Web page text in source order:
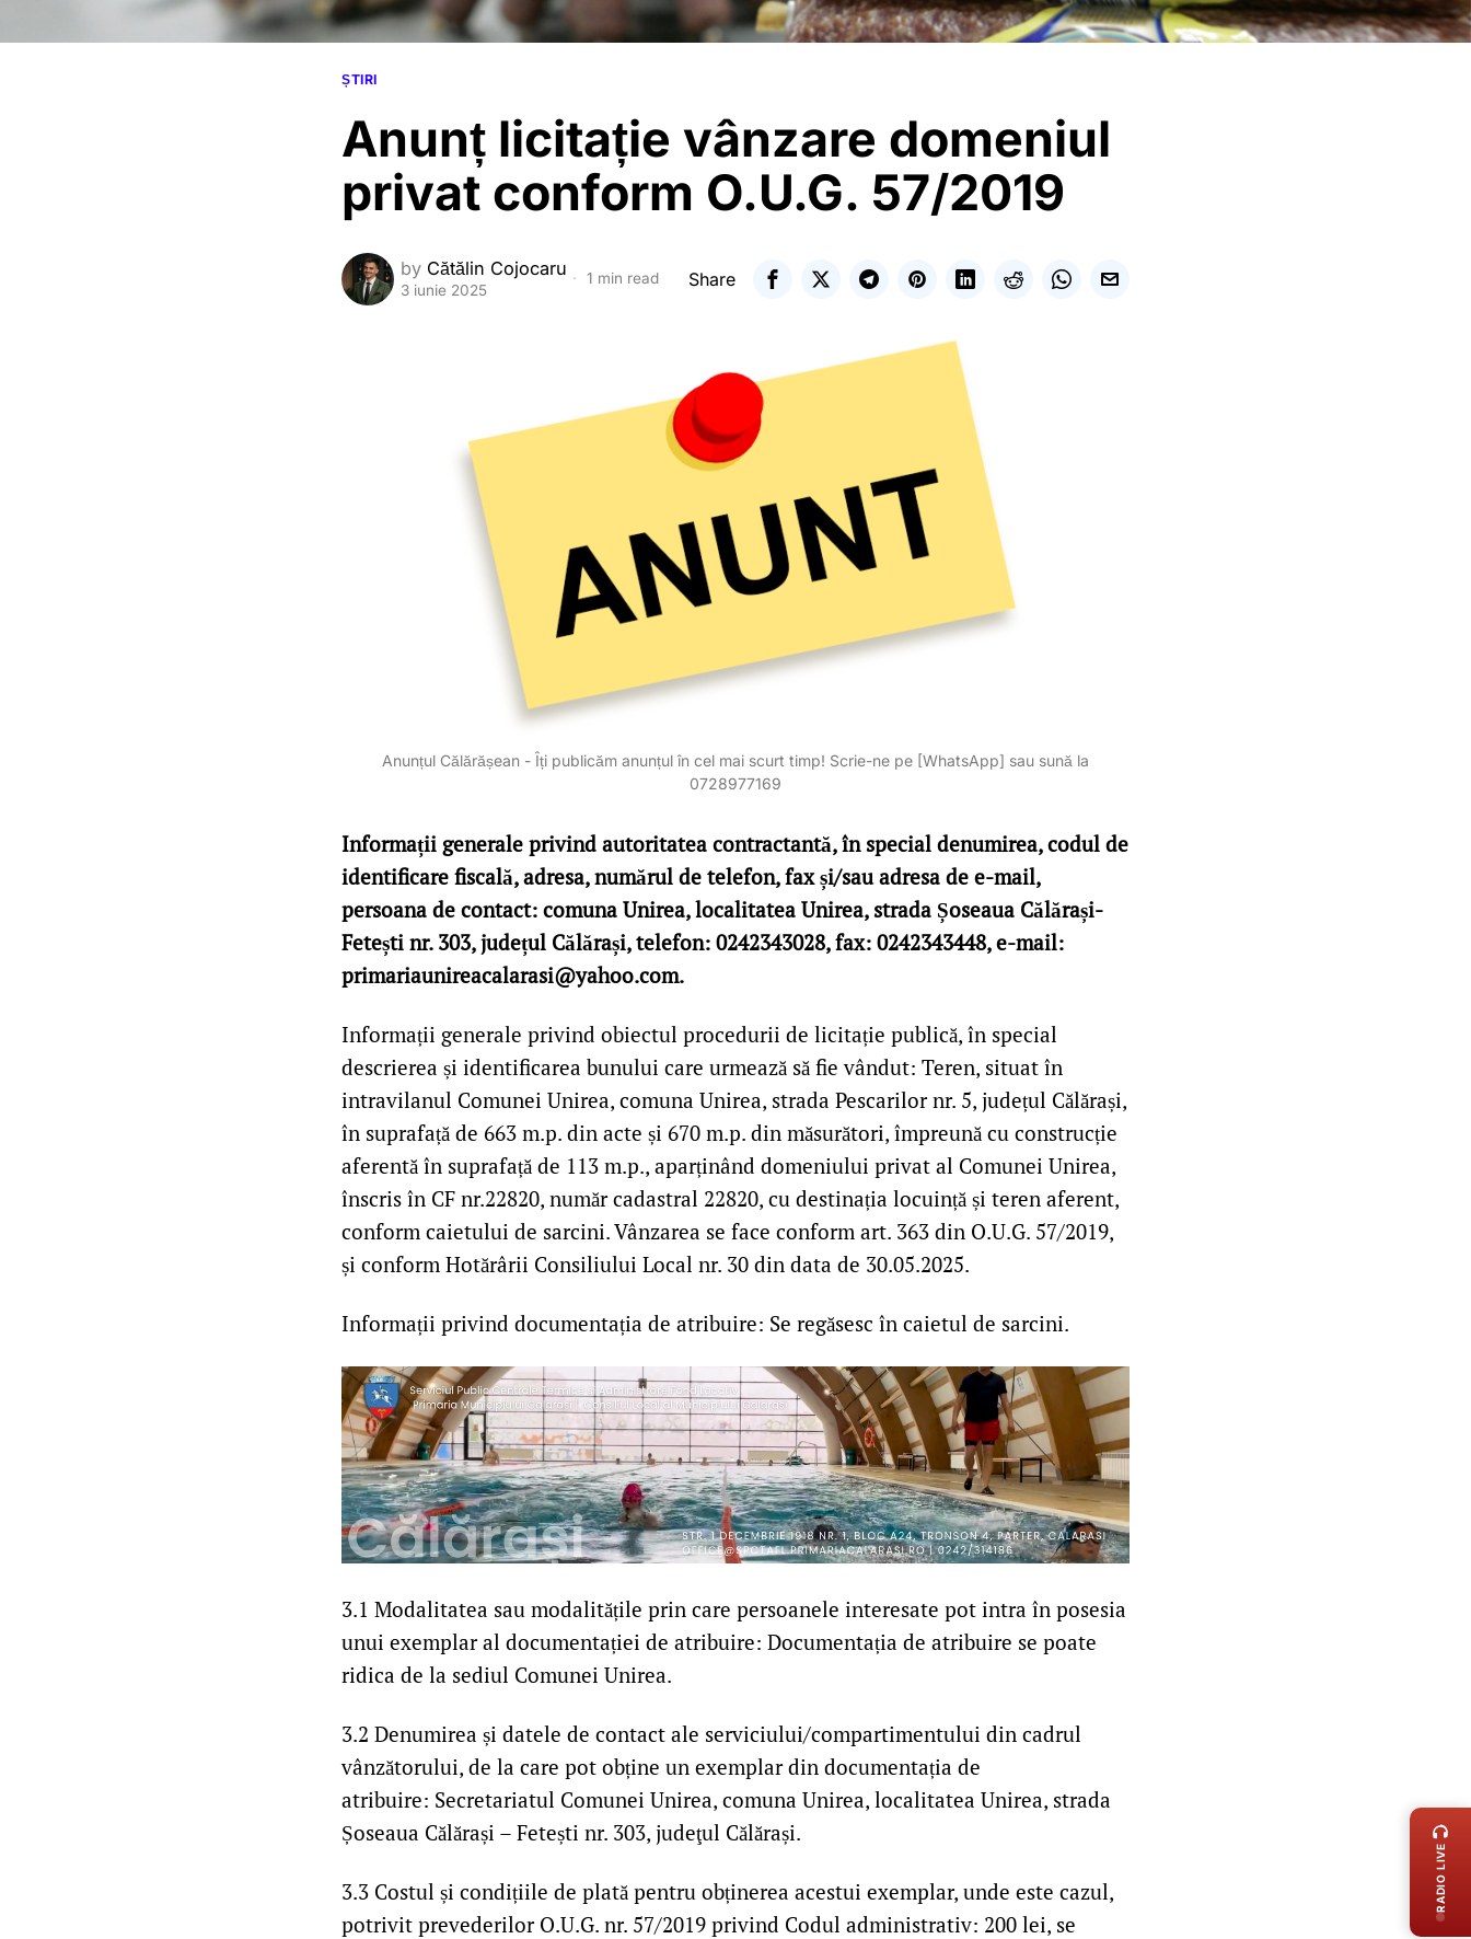
ȘTIRI
Anunț licitație vânzare domeniul
privat conform O.U.G. 57/2019
by Cătălin Cojocaru
3 iunie 2025
1 min read Share
Anunțul Călărășean - Îți publicăm anunțul în cel mai scurt timp! Scrie-ne pe [WhatsApp] sau sună la
0728977169
Informații generale privind autoritatea contractantă, în special denumirea, codul de
identificare fiscală, adresa, numărul de telefon, fax și/sau adresa de e-mail,
persoana de contact: comuna Unirea, localitatea Unirea, strada Șoseaua Călărași-
Fetești nr. 303, județul Călărași, telefon: 0242343028, fax: 0242343448, e-mail:
primariaunireacalarasi@yahoo.com.
Informații generale privind obiectul procedurii de licitație publică, în special
descrierea și identificarea bunului care urmează să fie vândut: Teren, situat în
intravilanul Comunei Unirea, comuna Unirea, strada Pescarilor nr. 5, județul Călărași,
în suprafață de 663 m.p. din acte și 670 m.p. din măsurători, împreună cu construcție
aferentă în suprafață de 113 m.p., aparținând domeniului privat al Comunei Unirea,
înscris în CF nr.22820, număr cadastral 22820, cu destinația locuință și teren aferent,
conform caietului de sarcini. Vânzarea se face conform art. 363 din O.U.G. 57/2019,
și conform Hotărârii Consiliului Local nr. 30 din data de 30.05.2025.
Informații privind documentația de atribuire: Se regăsesc în caietul de sarcini.
3.1 Modalitatea sau modalitățile prin care persoanele interesate pot intra în posesia
unui exemplar al documentației de atribuire: Documentația de atribuire se poate
ridica de la sediul Comunei Unirea.
3.2 Denumirea și datele de contact ale serviciului/compartimentului din cadrul
vânzătorului, de la care pot obține un exemplar din documentația de
atribuire: Secretariatul Comunei Unirea, comuna Unirea, localitatea Unirea, strada
Șoseaua Călărași – Fetești nr. 303, judeţul Călărași.
3.3 Costul și condițiile de plată pentru obținerea acestui exemplar, unde este cazul,
potrivit prevederilor O.U.G. nr. 57/2019 privind Codul administrativ: 200 lei, se
RADIO LIVE